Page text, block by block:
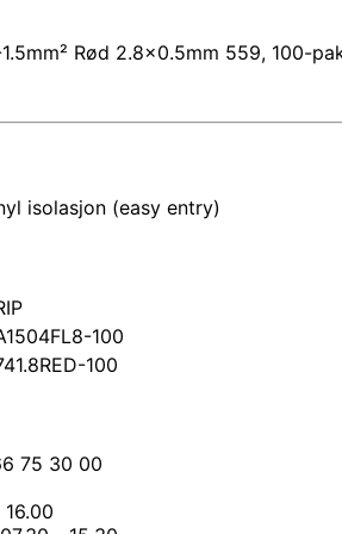
Rød 2.8x0.5mm 559, 100-
isolasjon (easy entry)
100
100
75 30 00